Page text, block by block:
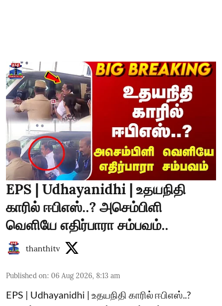
EPS | Udhayanidhi | உதயநிதி
காரில் ஈபிஎஸ்..? அசெம்பிளி
வெளியே எதிர்பாரா சம்பவம்..
thanthitv
Published on: 06 Aug 2026, 8:13 am
EPS | Udhayanidhi | உதயநிதி காரில் ஈபிஎஸ்..?